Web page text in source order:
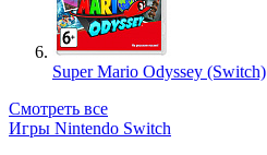
Super Mario Odyssey (Switch)
Смотреть все
Игры Nintendo Switch